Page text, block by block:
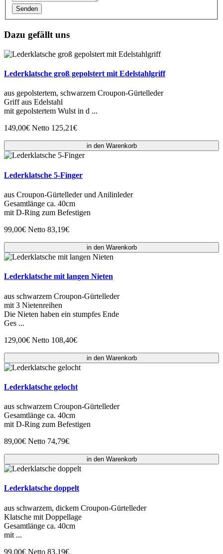
Senden
Dazu gefällt uns
Lederklatsche groß gepolstert mit Edelstahlgriff
aus gepolstertem, schwarzem Croupon-Gürtelleder
Griff aus Edelstahl
mit gepolstertem Wulst in d ...
149,00€ Netto 125,21€
in den Warenkorb
Lederklatsche 5-Finger
aus Croupon-Gürtelleder und Anilinleder
Gesamtlänge ca. 40cm
mit D-Ring zum Befestigen
99,00€ Netto 83,19€
in den Warenkorb
Lederklatsche mit langen Nieten
aus schwarzem Croupon-Gürtelleder
mit 3 Nietenreihen
Die Nieten haben ein stumpfes Ende
Ges ...
129,00€ Netto 108,40€
in den Warenkorb
Lederklatsche gelocht
aus schwarzem Croupon-Gürtelleder
Gesamtlänge ca. 40cm
mit D-Ring zum Befestigen
89,00€ Netto 74,79€
in den Warenkorb
Lederklatsche doppelt
aus schwarzem, dickem Croupon-Gürtelleder
Klatsche mit Doppellage
Gesamtlänge ca. 40cm
mit ...
99,00€ Netto 83,19€